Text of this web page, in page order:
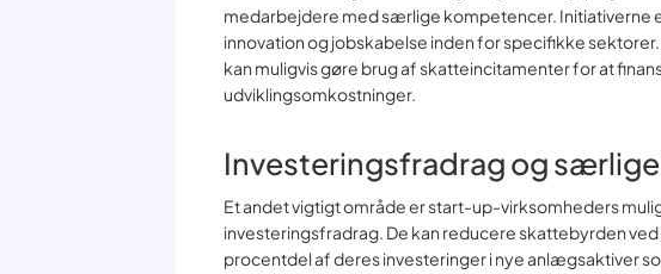
medarbejdere med særlige kompetencer. Initiativerne
innovation og jobskabelse inden for specifikke
kan muligvis gøre brug af skatteincitamenter for at
udviklingsomkostninger.
Investeringsfradrag og
Et andet vigtigt område er start-up-virksomheders
investeringsfradrag. De kan reducere skattebyrden
procentdel af deres investeringer i nye anlægsaktiver